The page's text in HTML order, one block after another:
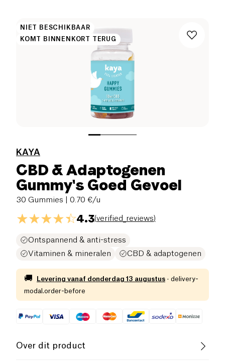
NIET BESCHIKBAAR
KOMT BINNENKORT TERUG
KAYA
CBD & Adaptogenen
Gummy's Goed Gevoel
30 Gummies | 0.70 €/u
4.3(verified_reviews)
Ontspannend & anti-stress
Vitaminen & mineralen
CBD & adaptogenen
🚚 Levering vanaf donderdag 13 augustus · delivery-
modal.order-before
Over dit product